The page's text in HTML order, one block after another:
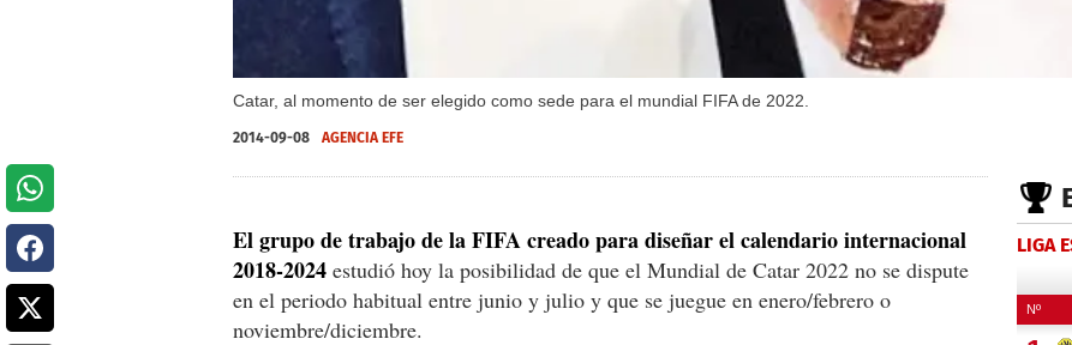
Catar, al momento de ser elegido como sede para el mundial FIFA de 2022.
2014-09-08 AGENCIA EFE
El grupo de trabajo de la FIFA creado para diseñar el calendario internacional
2018-2024 estudió hoy la posibilidad de que el Mundial de Catar 2022 no se dispute
en el periodo habitual entre junio y julio y que se juegue en enero/febrero o
noviembre/diciembre.
LIGA